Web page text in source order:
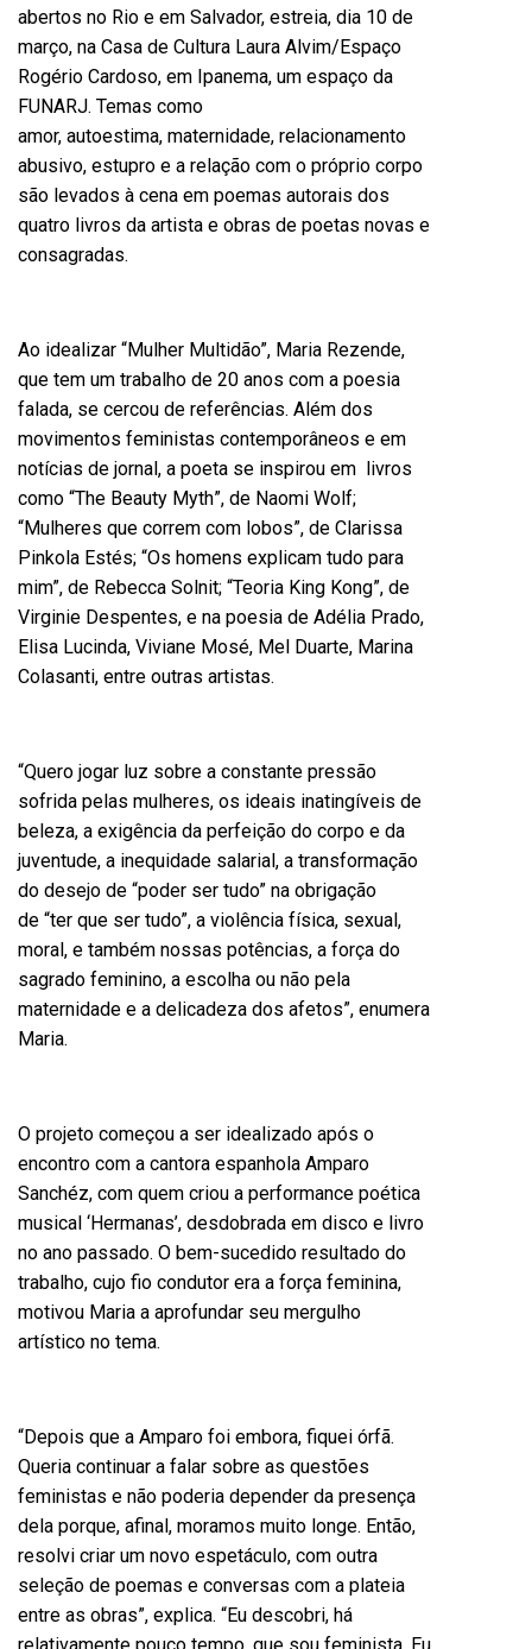
abertos no Rio e em Salvador, estreia, dia 10 de
março, na Casa de Cultura Laura Alvim/Espaço
Rogério Cardoso, em Ipanema, um espaço da
FUNARJ. Temas como
amor, autoestima, maternidade, relacionamento
abusivo, estupro e a relação com o próprio corpo
são levados à cena em poemas autorais dos
quatro livros da artista e obras de poetas novas e
consagradas.
Ao idealizar “Mulher Multidão”, Maria Rezende,
que tem um trabalho de 20 anos com a poesia
falada, se cercou de referências. Além dos
movimentos feministas contemporâneos e em
notícias de jornal, a poeta se inspirou em livros
como “The Beauty Myth”, de Naomi Wolf;
“Mulheres que correm com lobos”, de Clarissa
Pinkola Estés; “Os homens explicam tudo para
mim”, de Rebecca Solnit; “Teoria King Kong”, de
Virginie Despentes, e na poesia de Adélia Prado,
Elisa Lucinda, Viviane Mosé, Mel Duarte, Marina
Colasanti, entre outras artistas.
“Quero jogar luz sobre a constante pressão
sofrida pelas mulheres, os ideais inatingíveis de
beleza, a exigência da perfeição do corpo e da
juventude, a inequidade salarial, a transformação
do desejo de “poder ser tudo” na obrigação
de “ter que ser tudo”, a violência física, sexual,
moral, e também nossas potências, a força do
sagrado feminino, a escolha ou não pela
maternidade e a delicadeza dos afetos”, enumera
Maria.
O projeto começou a ser idealizado após o
encontro com a cantora espanhola Amparo
Sanchéz, com quem criou a performance poética
musical ‘Hermanas’, desdobrada em disco e livro
no ano passado. O bem-sucedido resultado do
trabalho, cujo fio condutor era a força feminina,
motivou Maria a aprofundar seu mergulho
artístico no tema.
“Depois que a Amparo foi embora, fiquei órfã.
Queria continuar a falar sobre as questões
feministas e não poderia depender da presença
dela porque, afinal, moramos muito longe. Então,
resolvi criar um novo espetáculo, com outra
seleção de poemas e conversas com a plateia
entre as obras”, explica. “Eu descobri, há